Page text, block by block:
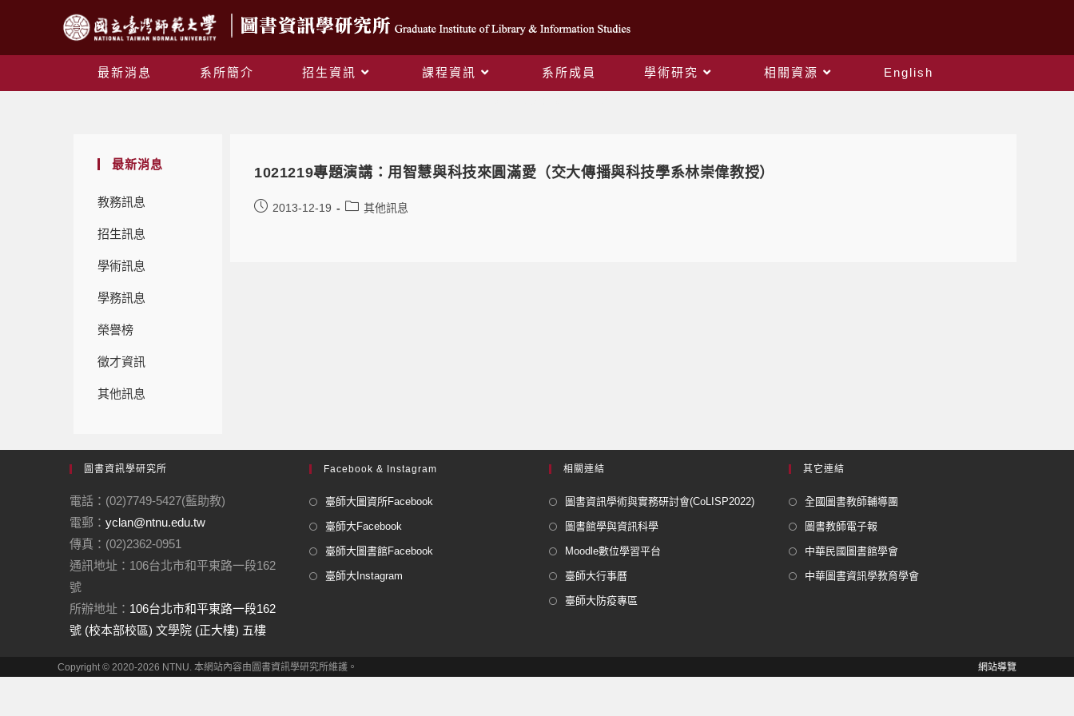
最新消息 系所簡介 招生資訊 課程資訊 系所成員 學術研究 相關資源 English
最新消息
教務訊息
招生訊息
學術訊息
學務訊息
榮譽榜
徵才資訊
其他訊息
1021219專題演講：用智慧與科技來圓滿愛（交大傳播與科技學系林崇偉教授）
2013-12-19 其他訊息
圖書資訊學研究所
電話：(02)7749-5427(藍助教)
電郵： yclan@ntnu.edu.tw
傳真：(02)2362-0951
通訊地址：106台北市和平東路一段162
號
所辦地址： 106台北市和平東路一段162
號 (校本部校區) 文學院 (正大樓) 五樓
Facebook & Instagram
臺師大圖資所Facebook
臺師大Facebook
臺師大圖書館Facebook
臺師大Instagram
相關連結
圖書資訊學術與實務研討會(CoLISP2022)
圖書館學與資訊科學
Moodle數位學習平台
臺師大行事曆
臺師大防疫專區
其它連結
全國圖書教師輔導團
圖書教師電子報
中華民國圖書館學會
中華圖書資訊學教育學會
網站導覽
Copyright © 2020-2026 NTNU. 本網站內容由圖書資訊學研究所維護。